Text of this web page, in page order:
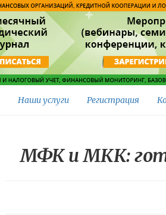
Наши услуги Регистрация
МФК и МКК: